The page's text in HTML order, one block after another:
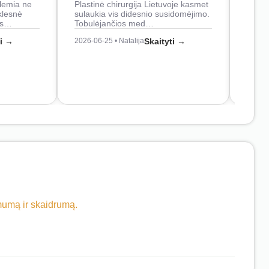
ne
→
Plastinė chirurgija Lietuvoje kasmet
sulaukia vis didesnio susidomėjimo.
Tobulėjančios med…
2026-06-25 • NatalijaSkaityti →
ir skaidrumą.